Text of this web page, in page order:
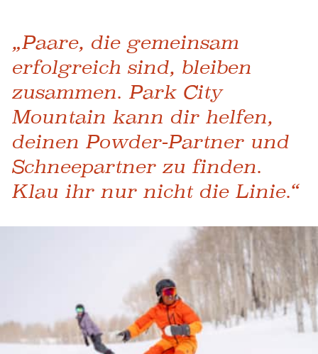
„Paare, die gemeinsam
erfolgreich sind, bleiben
zusammen. Park City
Mountain kann dir helfen,
deinen Powder-Partner und
Schneepartner zu finden.
Klau ihr nur nicht die Linie.“